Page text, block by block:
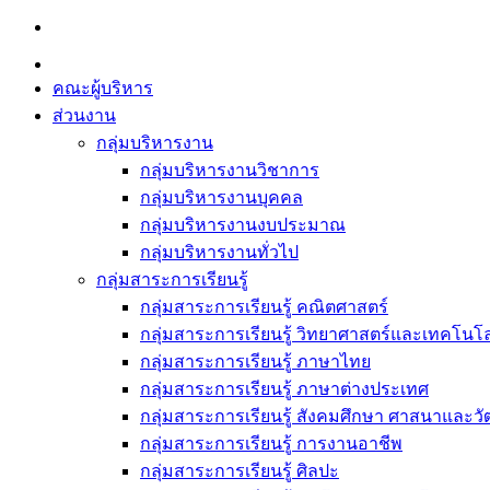
Skip
content
คณะผู้บริหาร
ส่วนงาน
กลุ่มบริหารงาน
กลุ่มบริหารงานวิชาการ
กลุ่มบริหารงานบุคคล
กลุ่มบริหารงานงบประมาณ
กลุ่มบริหารงานทั่วไป
กลุ่มสาระการเรียนรู้
กลุ่มสาระการเรียนรู้ คณิตศาสตร์
กลุ่มสาระการเรียนรู้ วิทยาศาสตร์และเทคโนโ
กลุ่มสาระการเรียนรู้ ภาษาไทย
กลุ่มสาระการเรียนรู้ ภาษาต่างประเทศ
กลุ่มสาระการเรียนรู้ สังคมศึกษา ศาสนาและ
กลุ่มสาระการเรียนรู้ การงานอาชีพ
กลุ่มสาระการเรียนรู้ ศิลปะ